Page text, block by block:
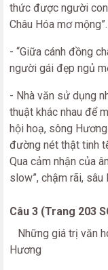
thức được người
Châu Hóa mơ mộng”.
- “Giữa cánh đồng
người gái đẹp ngủ
- Nhà văn sử dụng
thuật khác nhau để
hội hoạ, sông
đường nét thật tinh
Qua cảm nhận của
slow”, chậm rãi, sâu
Câu 3 (Trang 203
Những giá trị văn
Hương